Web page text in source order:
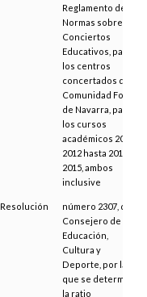
Reglamento de
Normas sobre
Conciertos
Educativos, para
los centros
concertados de la
Comunidad Foral
de Navarra, para
los cursos
académicos 2011-
2012 hasta 2014-
2015, ambos
inclusive
Resolución
número 2307, del
Consejero de
Educación,
Cultura y
Deporte, por la
que se determina
la ratio